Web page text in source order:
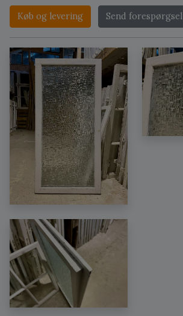
Køb og levering Send forespørgsel